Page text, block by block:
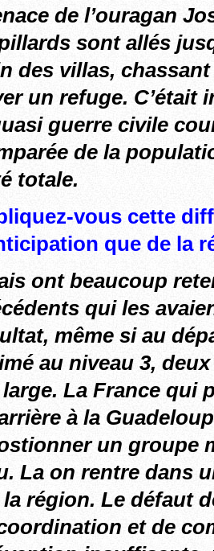
de l’ouragan
sont allés
des villas,
un refuge. C’était
guerre civile
de la
totale.
vous cette
que de la
ont beaucoup
qui les
même si au
au niveau 3,
La France qui
à la
un groupe
La on rentre dans
région. Le défaut
et de